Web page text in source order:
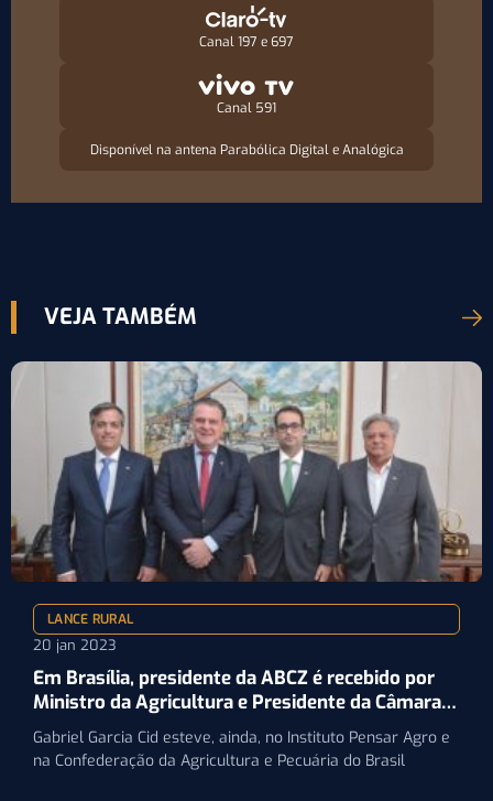
Canal 197 e 697
Canal 591
Disponível na antena Parabólica Digital e Analógica
VEJA TAMBÉM
LANCE RURAL
20 jan 2023
Em Brasília, presidente da ABCZ é recebido por
Ministro da Agricultura e Presidente da Câmara
dos Deputados
Gabriel Garcia Cid esteve, ainda, no Instituto Pensar Agro e
na Confederação da Agricultura e Pecuária do Brasil